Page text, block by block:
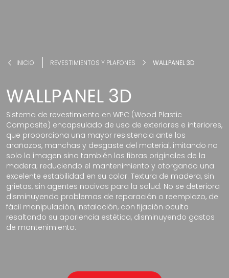
INICIO REVESTIMIENTOS Y PLAFONES WALLPANEL 3D
WALLPANEL 3D
Sistema de revestimiento en WPC (Wood Plastic
Composite) encapsulado de uso de exteriores e interiores,
que proporciona una mayor resistencia ante los
arañazos, manchas y desgaste del material, imitando no
solo la imagen sino también las fibras originales de la
madera; reduciendo el mantenimiento y otorgando una
excelente estabilidad en su color. Textura de madera, sin
grietas, sin agentes nocivos para la salud. No se deteriora
disminuyendo problemas de reparación o reemplazo, de
fácil manipulación, instalación, con fijación oculta
resaltando su apariencia estética, disminuyendo gastos
de mantenimiento.